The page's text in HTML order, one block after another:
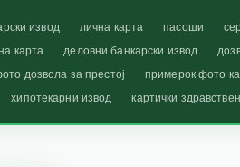
извод лична карта пасоши
карта деловни банкарски извод
дозвола за престој примерок фото
хипотекарни извод картички